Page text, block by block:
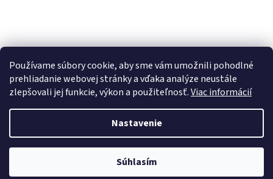
Používame súbory cookie, aby sme vám umožnili pohodlné
prehliadanie webovej stránky a vďaka analýze neustále
zlepšovali jej funkcie, výkon a použiteľnosť.Viac informácií
Nastavenie
Súhlasím
Vytvoril Shoptet
TM Sport. Všetky práva vyhradené.